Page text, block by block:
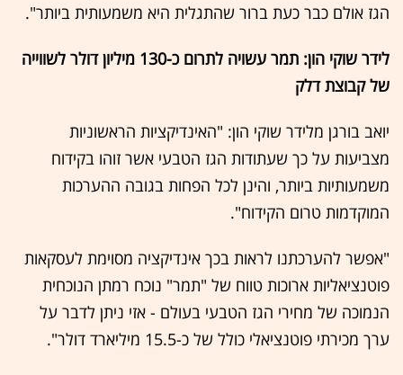
הגז אולם כבר כעת ברור שהתגלית היא משמעותית ביותר".
לידר שוקי הון: תמר עשויה לתרום כ-130 מיליון דולר לשווייה
של קבוצת דלק
יואב בורגן מלידר שוקי הון: "האינדיקציות הראשוניות
מצביעות על כך שעתודות הגז הטבעי אשר זוהו בקידוח
משמעותיות ביותר, והינן לכל הפחות בגובה ההערכות
המוקדמות טרום הקידוח".
"אפשר להערכתנו לראות בכך אינדיקציה מסוימת לעסקאות
פוטנציאליות ארוכות טווח של "תמר" נוכח רמתן הנוכחית
הנמוכה של מחירי הגז הטבעי בעולם - אזי ניתן לדבר על
ערך מכירתי פוטנציאלי כולל של כ-15.5 מיליארד דולר".